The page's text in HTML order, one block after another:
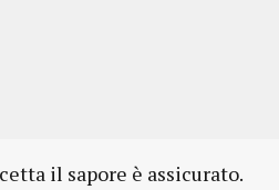
il sapore è assicurato.